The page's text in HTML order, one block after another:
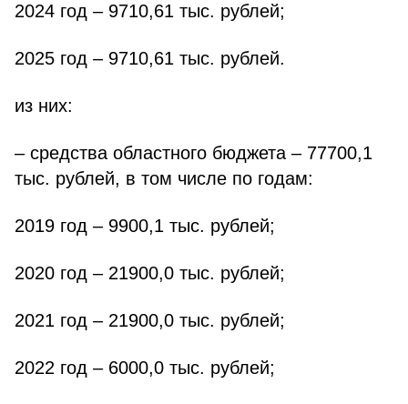
2024 год – 9710,61 тыс. рублей;
2025 год – 9710,61 тыс. рублей.
из них:
– средства областного бюджета – 77700,1
тыс. рублей, в том числе по годам:
2019 год – 9900,1 тыс. рублей;
2020 год – 21900,0 тыс. рублей;
2021 год – 21900,0 тыс. рублей;
2022 год – 6000,0 тыс. рублей;